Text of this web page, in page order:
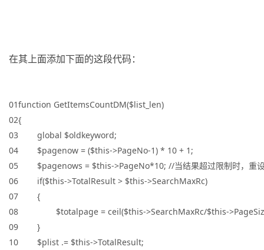
在其上面添加下面的这段代码：
01function GetItemsCountDM($list_len)
02{
03 global $oldkeyword;
04 $pagenow = ($this->PageNo-1) * 10 + 1;
05 $pagenows = $this->PageNo*10; //当结果超过限制时，重
06 if($this->TotalResult > $this->SearchMaxRc)
07 {
08 $totalpage = ceil($this->SearchMaxRc/$this-
09 }
10 $plist .= $this->TotalResult;